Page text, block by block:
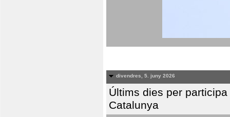
divendres, 5. juny 2026
Últims dies per
Catalunya